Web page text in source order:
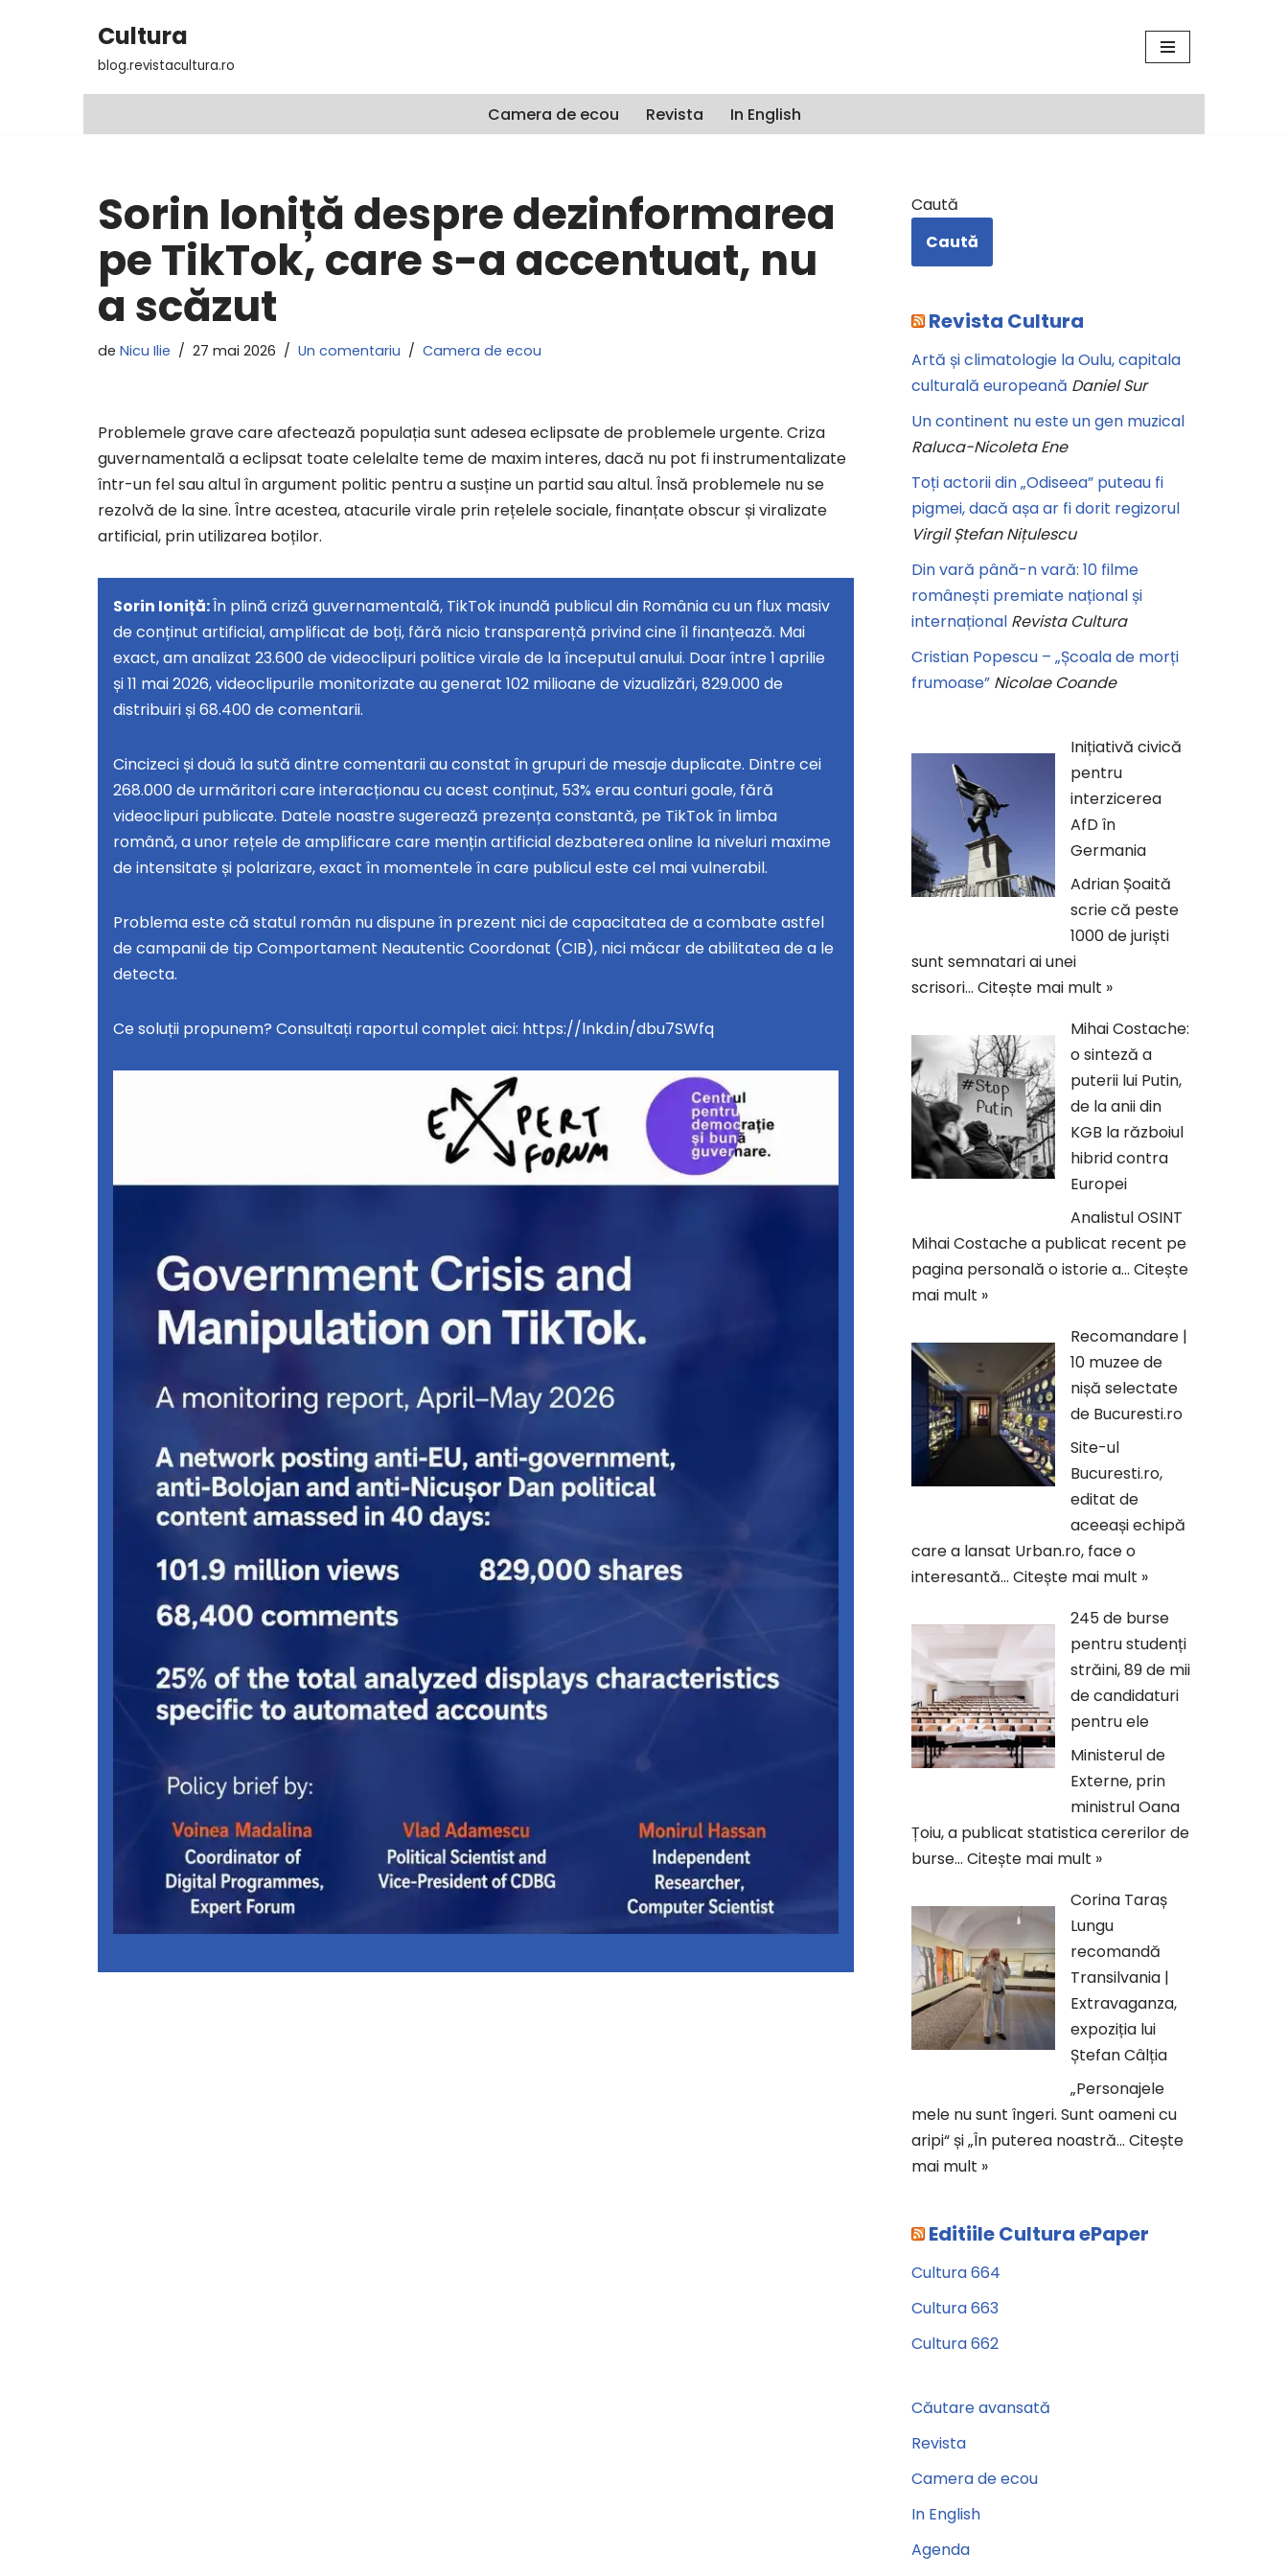
Cultura
blog.revistacultura.ro
Camera de ecou Revista In English
Sorin Ioniță despre dezinformarea
pe TikTok, care s-a accentuat, nu
a scăzut
de Nicu Ilie 27 mai 2026 Un comentariu Camera de ecou
Problemele grave care afectează populația sunt adesea eclipsate de problemele urgente. Criza
guvernamentală a eclipsat toate celelalte teme de maxim interes, dacă nu pot fi instrumentalizate
într-un fel sau altul în argument politic pentru a susține un partid sau altul. Însă problemele nu se
rezolvă de la sine. Între acestea, atacurile virale prin rețelele sociale, finanțate obscur și viralizate
artificial, prin utilizarea boților.
Sorin Ioniță:În plină criză guvernamentală, TikTok inundă publicul din România cu un flux masiv
de conținut artificial, amplificat de boți, fără nicio transparență privind cine îl finanțează. Mai
exact, am analizat 23.600 de videoclipuri politice virale de la începutul anului. Doar între 1 aprilie
și 11 mai 2026, videoclipurile monitorizate au generat 102 milioane de vizualizări, 829.000 de
distribuiri și 68.400 de comentarii.
Cincizeci și două la sută dintre comentarii au constat în grupuri de mesaje duplicate. Dintre cei
268.000 de urmăritori care interacționau cu acest conținut, 53% erau conturi goale, fără
videoclipuri publicate. Datele noastre sugerează prezența constantă, pe TikTok în limba
română, a unor rețele de amplificare care mențin artificial dezbaterea online la niveluri maxime
de intensitate și polarizare, exact în momentele în care publicul este cel mai vulnerabil.
Problema este că statul român nu dispune în prezent nici de capacitatea de a combate astfel
de campanii de tip Comportament Neautentic Coordonat (CIB), nici măcar de abilitatea de a le
detecta.
Ce soluții propunem? Consultați raportul complet aici: https://lnkd.in/dbu7SWfq
Caută
Caută
Revista Cultura
Artă și climatologie la Oulu, capitala
culturală europeană Daniel Sur
Un continent nu este un gen muzical
Raluca-Nicoleta Ene
Toți actorii din „Odiseea” puteau fi
pigmei, dacă așa ar fi dorit regizorul
Virgil Ștefan Nițulescu
Din vară până-n vară: 10 filme
românești premiate național și
internațional Revista Cultura
Cristian Popescu – „Școala de morți
frumoase” Nicolae Coande
Inițiativă civică
pentru
interzicerea
AfD în
Germania
Adrian Șoaită
scrie că peste
1000 de juriști
sunt semnatari ai unei
scrisori… Citește mai mult »
Mihai Costache:
o sinteză a
puterii lui Putin,
de la anii din
KGB la războiul
hibrid contra
Europei
Analistul OSINT
Mihai Costache a publicat recent pe
pagina personală o istorie a… Citește
mai mult »
Recomandare |
10 muzee de
nișă selectate
de Bucuresti.ro
Site-ul
Bucuresti.ro,
editat de
aceeași echipă
care a lansat Urban.ro, face o
interesantă… Citește mai mult »
245 de burse
pentru studenți
străini, 89 de mii
de candidaturi
pentru ele
Ministerul de
Externe, prin
ministrul Oana
Țoiu, a publicat statistica cererilor de
burse… Citește mai mult »
Corina Taraș
Lungu
recomandă
Transilvania |
Extravaganza,
expoziția lui
Ștefan Câlția
„Personajele
mele nu sunt îngeri. Sunt oameni cu
aripi“ și „În puterea noastră… Citește
mai mult »
Editiile Cultura ePaper
Cultura 664
Cultura 663
Cultura 662
Căutare avansată
Revista
Camera de ecou
In English
Agenda